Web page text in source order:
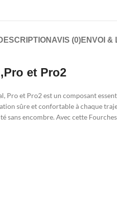
AVIS (0)ENVOI &
et Pro2
Pro et Pro2 est un composant
sûre et confortable à chaque
encombre. Avec cette